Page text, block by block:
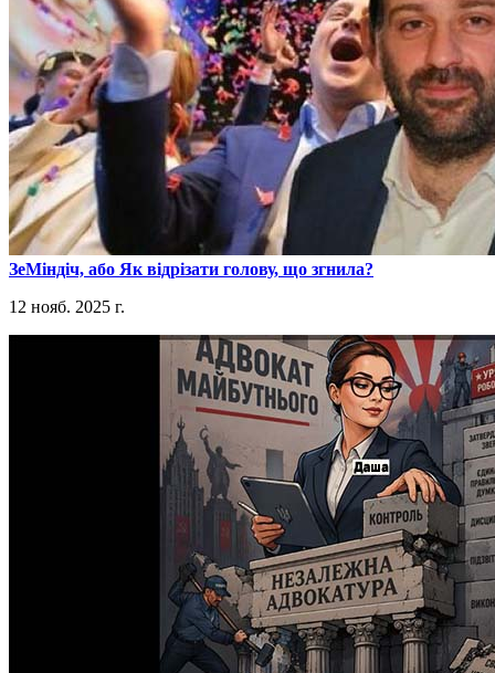
​ЗеМіндіч, або Як відрізати голову, що згнила?
12 нояб. 2025 г.